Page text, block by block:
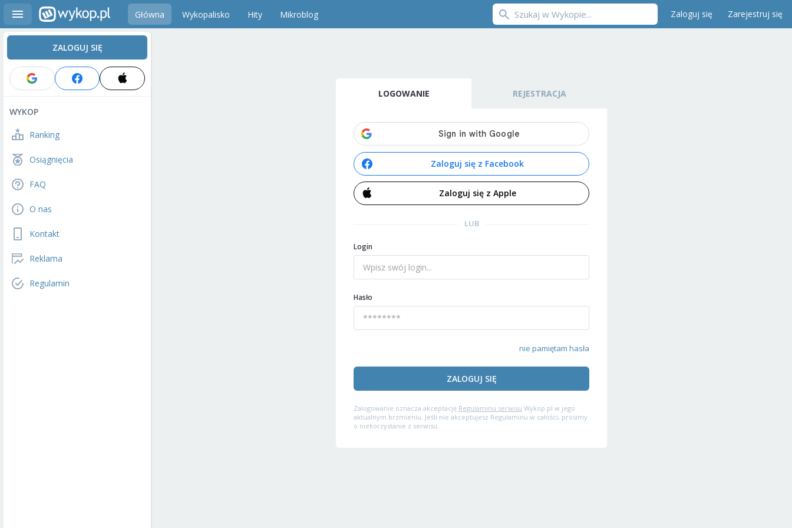
Główna Wykopalisko Hity Mikroblog Zaloguj się Zarejestruj się
ZALOGUJ SIĘ
WYKOP
Ranking
Osiągnięcia
FAQ
O nas
Kontakt
Reklama
Regulamin
LOGOWANIE REJESTRACJA
Zaloguj się z Facebook
Zaloguj się z Apple
LUB
Login
Hasło
nie pamiętam hasła
ZALOGUJ SIĘ
Zalogowanie oznacza akceptację Regulaminu serwisu Wykop.pl w jego
aktualnym brzmieniu. Jeśli nie akceptujesz Regulaminu w całości, prosimy
o niekorzystanie z serwisu.